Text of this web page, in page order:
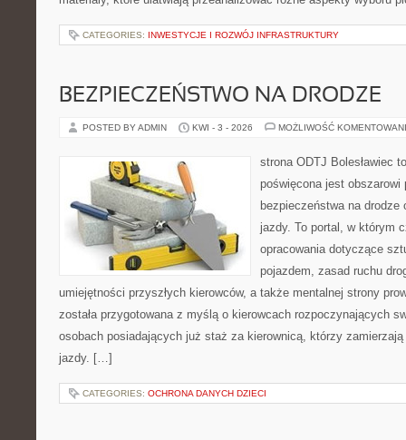
CATEGORIES: INWESTYCJE I ROZWÓJ INFRASTRUKTURY
BEZPIECZEŃSTWO NA DRODZE
POSTED BY ADMIN KWI - 3 - 2026 MOŻLIWOŚĆ
strona ODTJ Bolesławiec
poświęcona jest obszarowi
bezpieczeństwa na drodze
jazdy. To portal, w którym
opracowania dotyczące
pojazdem, zasad ruchu
umiejętności przyszłych kierowców, a także mentalnej strony
została przygotowana z myślą o kierowcach rozpoczynających
osobach posiadających już staż za kierownicą, którzy
jazdy. […]
CATEGORIES: OCHRONA DANYCH DZIECI